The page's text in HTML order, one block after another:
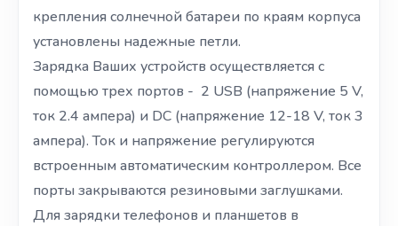
крепления солнечной батареи по краям корпуса
установлены надежные петли.
Зарядка Ваших устройств осуществляется с
помощью трех портов - 2 USB (напряжение 5 V,
ток 2.4 ампера) и DC (напряжение 12-18 V, ток 3
ампера). Ток и напряжение регулируются
встроенным автоматическим контроллером. Все
порты закрываются резиновыми заглушками.
Для зарядки телефонов и планшетов в